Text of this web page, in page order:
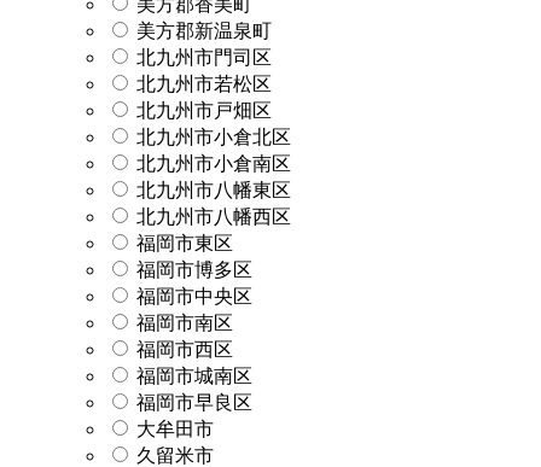
美方郡新温泉町
北九州市門司区
北九州市若松区
北九州市戸畑区
北九州市小倉北区
北九州市小倉南区
北九州市八幡東区
北九州市八幡西区
福岡市東区
福岡市博多区
福岡市中央区
福岡市南区
福岡市西区
福岡市城南区
福岡市早良区
大牟田市
久留米市